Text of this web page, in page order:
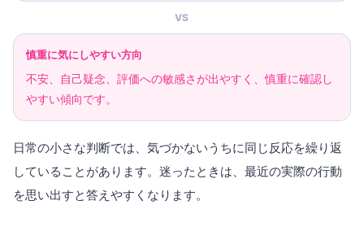
VS
慎重に気にしやすい方向
不安、自己疑念、評価への敏感さが出やすく、慎重に確認し
やすい傾向です。
日常の小さな判断では、気づかないうちに同じ反応を繰り返
していることがあります。迷ったときは、最近の実際の行動
を思い出すと答えやすくなります。